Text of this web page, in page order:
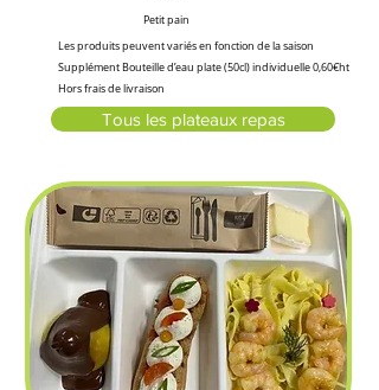
Petit pain
Les produits peuvent variés en fonction de la saison
Supplément Bouteille d’eau plate (50cl) individuelle 0,60€ht
Hors frais de livraison
Tous les plateaux repas